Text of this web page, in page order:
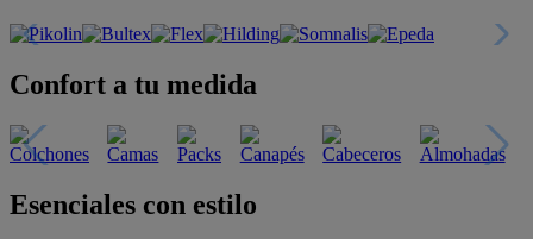
Confort a tu medida
Esenciales con estilo